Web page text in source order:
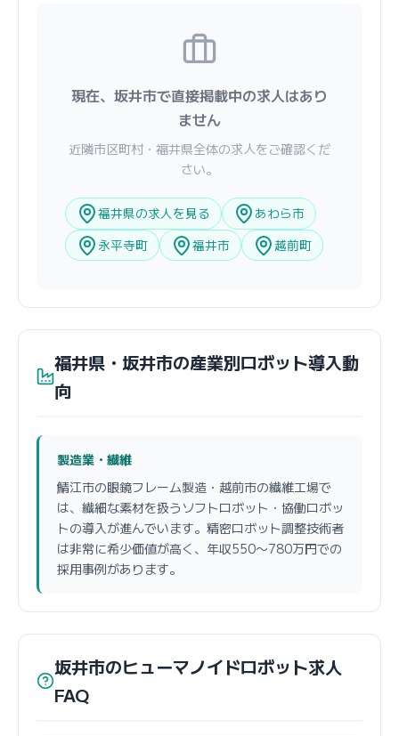
現在、坂井市で直接掲載中の求人はあり
ません
近隣市区町村・福井県全体の求人をご確認くだ
さい。
福井県の求人を見る
あわら市
永平寺町
福井市 越前町
福井県・坂井市の産業別ロボット導入動
向
製造業・繊維
鯖江市の眼鏡フレーム製造・越前市の繊維工場で
は、繊細な素材を扱うソフトロボット・協働ロボッ
トの導入が進んでいます。精密ロボット調整技術者
は非常に希少価値が高く、年収550〜780万円での
採用事例があります。
坂井市のヒューマノイドロボット求人
FAQ